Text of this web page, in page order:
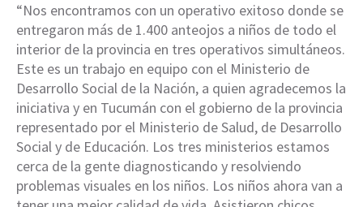
“Nos encontramos con un operativo exitoso donde se
entregaron más de 1.400 anteojos a niños de todo el
interior de la provincia en tres operativos simultáneos.
Este es un trabajo en equipo con el Ministerio de
Desarrollo Social de la Nación, a quien agradecemos la
iniciativa y en Tucumán con el gobierno de la provincia
representado por el Ministerio de Salud, de Desarrollo
Social y de Educación. Los tres ministerios estamos
cerca de la gente diagnosticando y resolviendo
problemas visuales en los niños. Los niños ahora van a